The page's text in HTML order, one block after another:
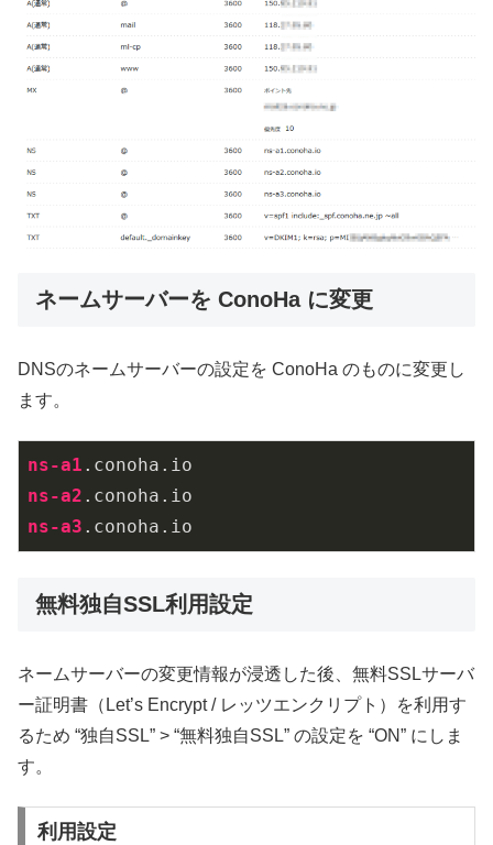
ネームサーバーを ConoHa に変更
DNSのネームサーバーの設定を ConoHa のものに変更し
ます。
ns-a1 .conoha .io
ns-a2 .conoha .io
ns-a3 .conoha .io
無料独自SSL利用設定
ネームサーバーの変更情報が浸透した後、無料SSLサーバ
ー証明書（Let’s Encrypt / レッツエンクリプト）を利用す
るため “独自SSL” > “無料独自SSL” の設定を “ON” にしま
す。
利用設定